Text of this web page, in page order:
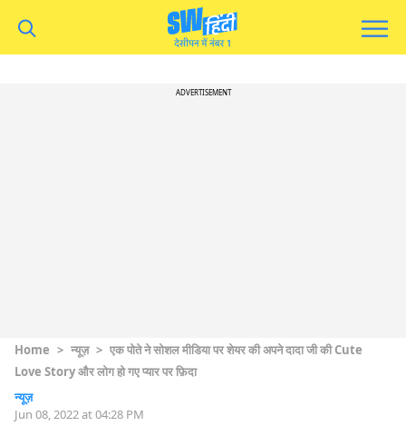
ADVERTISEMENT
Home > न्यूज़ > एक पोते ने सोशल मीडिया पर शेयर की अपने दादा जी की Cute
Love Story और लोग हो गए प्यार पर फ़िदा
न्यूज़
Jun 08, 2022 at 04:28 PM